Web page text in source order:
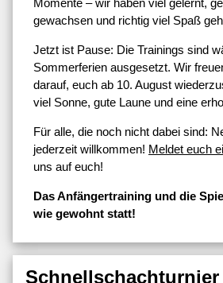
gewachsen und richtig viel Spaß
Jetzt ist Pause: Die Trainings sind
Sommerferien ausgesetzt. Wir
darauf, euch ab 10. August
viel Sonne, gute Laune und eine
Für alle, die noch nicht dabei sind:
jederzeit willkommen! Meldet euch
uns auf euch!
Das Anfängertraining und die
wie gewohnt statt!
Schnellschachturnier